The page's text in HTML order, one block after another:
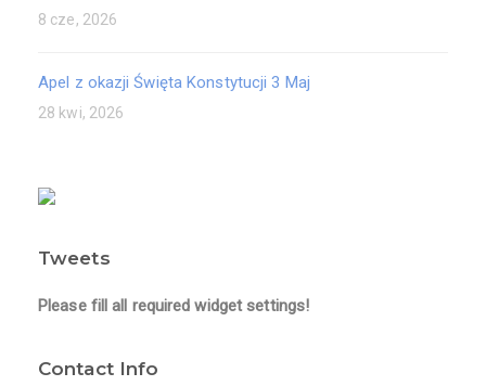
8 cze, 2026
Apel z okazji Święta Konstytucji 3 Maj
28 kwi, 2026
Tweets
Please fill all required widget settings!
Contact Info